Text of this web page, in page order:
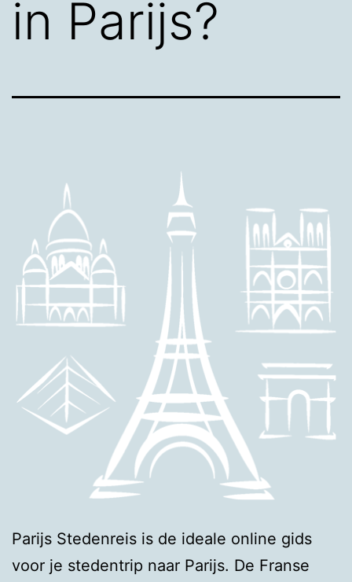
in Parijs?
Parijs Stedenreis is de ideale online gids
voor je stedentrip naar Parijs. De Franse